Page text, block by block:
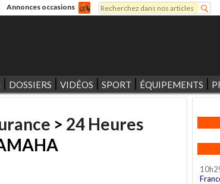
Annonces occasions
Formulaire de recherche
Rechercher
DOSSIERS VIDÉOS SPORT ÉQUIPEMENTS
> 24 Heures